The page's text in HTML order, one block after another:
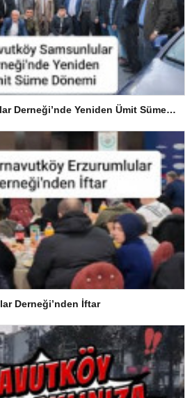
Arnavutköy Samsunlular Derneği’nde Yeniden Ümit Süme Dönemi
Derneği’nden İftar